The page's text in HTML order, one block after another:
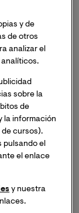
y Bolivia.
en el que
y las
de
de
de
Latina
una
y de
de otros
analizar el
analíticos.
sobre la
de
la información
cursos).
pulsando el
el enlace
y nuestra